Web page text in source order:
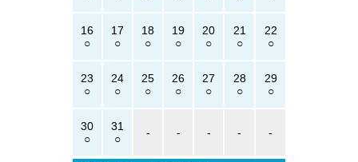
16 17 18 19 20 21 22
23 24 25 26 27 28 29
30 31 - - - - -